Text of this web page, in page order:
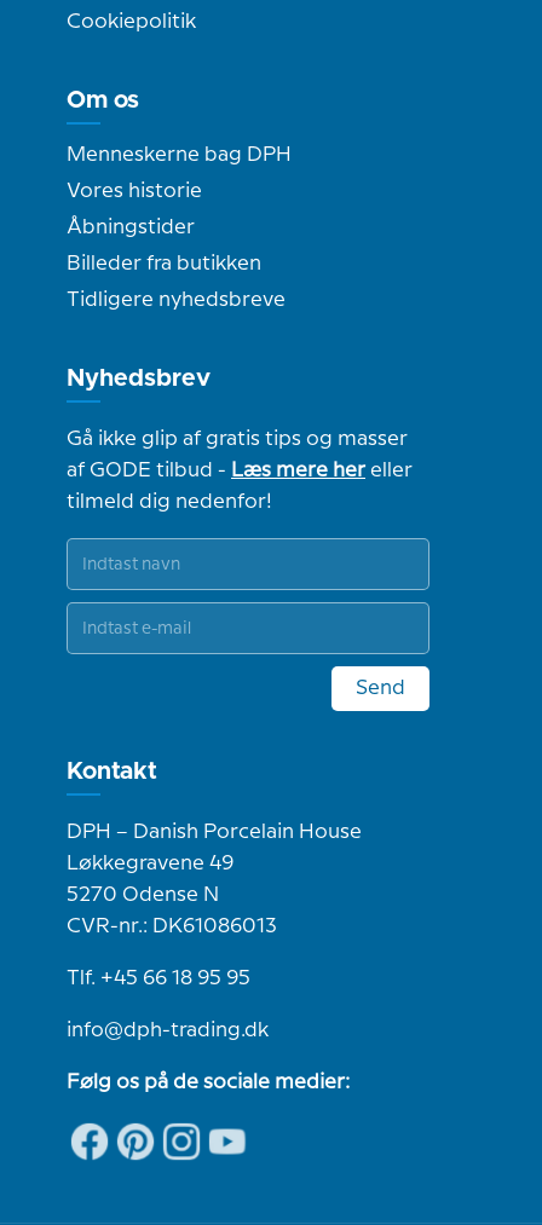
Cookiepolitik
Om os
Menneskerne bag DPH
Vores historie
Åbningstider
Billeder fra butikken
Tidligere nyhedsbreve
Nyhedsbrev
Gå ikke glip af gratis tips og masser
af GODE tilbud - Læs mere hereller
tilmeld dig nedenfor!
Send
Kontakt
DPH – Danish Porcelain House
Løkkegravene 49
5270 Odense N
CVR-nr.: DK61086013
Tlf. +45 66 18 95 95
info@dph-trading.dk
Følg os på de sociale medier: